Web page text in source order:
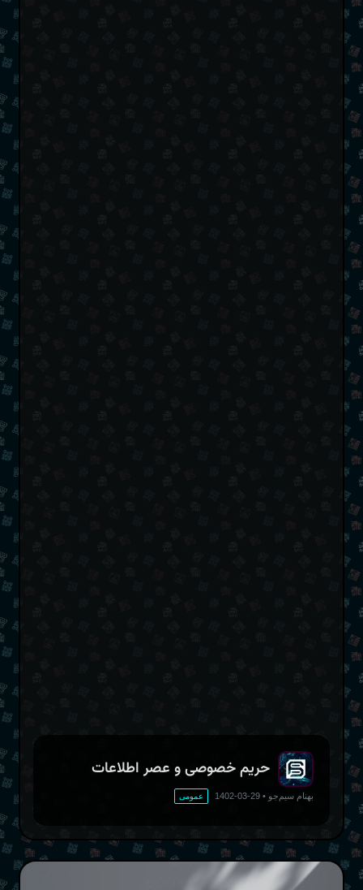
حریم خصوصی و عصر اطلاعات
بهنام سیم‌جو •
29-03-1402 عمومی
کتاب‌خوان اونیکس بوکس پوک پرو